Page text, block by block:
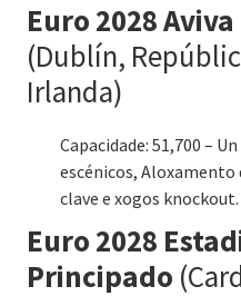
Euro 2028
(Dublín,
Irlanda)
Capacidade: 51,700 –
escénicos, Aloxamento
clave e xogos knockout.
Euro 2028
Principado